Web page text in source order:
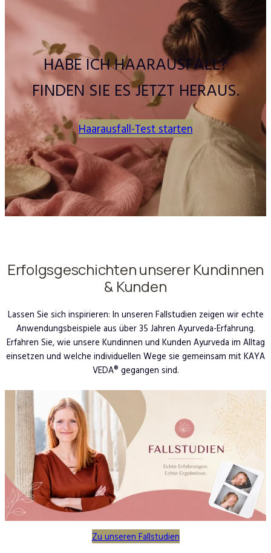
HABE ICH HAARAUSFALL?
FINDEN SIE ES JETZT HERAUS.
Haarausfall-Test starten
Erfolgsgeschichten unserer Kundinnen
& Kunden
Lassen Sie sich inspirieren: In unseren Fallstudien zeigen wir echte
Anwendungsbeispiele aus über 35 Jahren Ayurveda-Erfahrung.
Erfahren Sie, wie unsere Kundinnen und Kunden Ayurveda im Alltag
einsetzen und welche individuellen Wege sie gemeinsam mit KAYA
VEDA® gegangen sind.
Zu unseren Fallstudien